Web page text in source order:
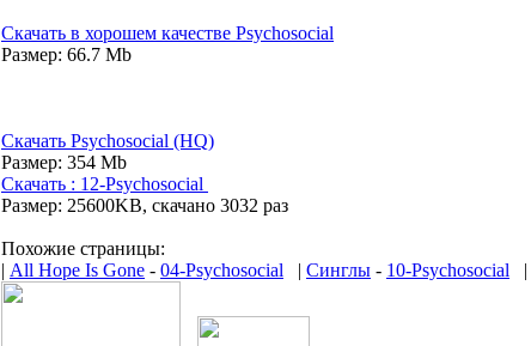
Скачать в хорошем качестве Psychosocial
Размер: 66.7 Mb
Скачать Psychosocial (HQ)
Размер: 354 Mb
Скачать : 12-Psychosocial
Размер: 25600KB, скачано 3032 раз
Похожие страницы:
| All Hope Is Gone - 04-Psychosocial | Синглы - 10-Psychosocial |